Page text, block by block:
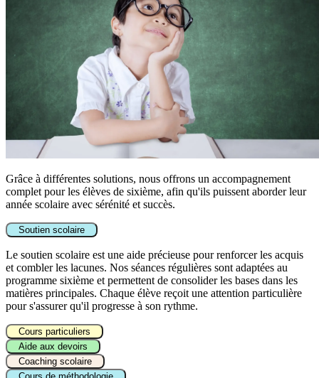
Grâce à différentes solutions, nous offrons un accompagnement
complet pour les élèves de sixième, afin qu'ils puissent aborder leur
année scolaire avec sérénité et succès.
Soutien scolaire
Le soutien scolaire est une aide précieuse pour renforcer les acquis
et combler les lacunes. Nos séances régulières sont adaptées au
programme sixième et permettent de consolider les bases dans les
matières principales. Chaque élève reçoit une attention particulière
pour s'assurer qu'il progresse à son rythme.
Cours particuliers
Aide aux devoirs
Coaching scolaire